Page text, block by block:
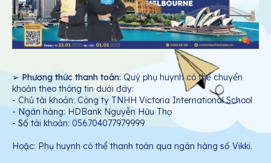
➢ Phương thức thanh toán: Quý phụ huynh có thể chuyển
khoản theo thông tin dưới đây:
- Chủ tài khoản: Công ty TNHH Victoria International School
- Ngân hàng: HDBank Nguyễn Hữu Thọ
- Số tài khoản: 056704077979999
Hoặc: Phụ huynh có thể thanh toán qua ngân hàng số Vikki.